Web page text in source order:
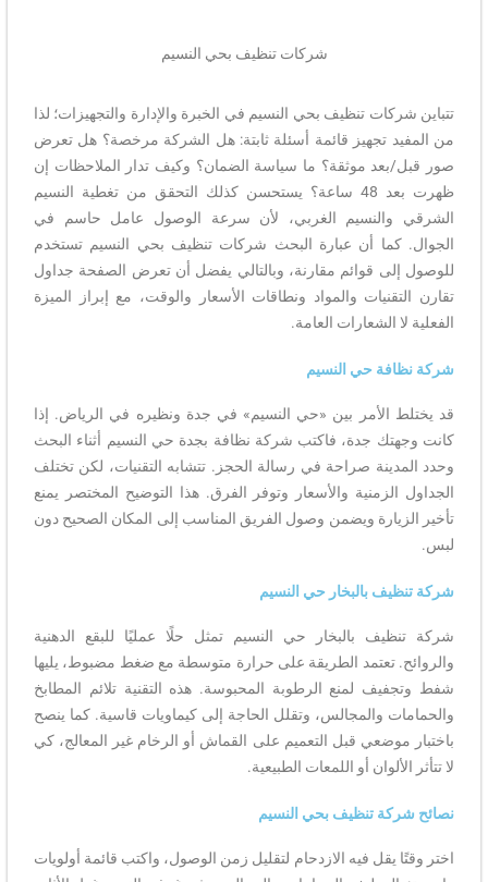
شركات تنظيف بحي النسيم
تنظيف بحي النسيم في الخبرة والإدارة والتجهيزات؛ لذا
تجهيز قائمة أسئلة ثابتة: هل الشركة مرخصة؟ هل تعرض
موثقة؟ ما سياسة الضمان؟ وكيف تدار الملاحظات إن
ظهرت بعد 48 ساعة؟ يستحسن كذلك التحقق من تغطية النسيم
الغربي، لأن سرعة الوصول عامل حاسم في
أن عبارة البحث شركات تنظيف بحي النسيم تستخدم
قوائم مقارنة، وبالتالي يفضل أن تعرض الصفحة جداول
والمواد ونطاقات الأسعار والوقت، مع إبراز الميزة
الشعارات العامة.
حي النسيم
الأمر بين «حي النسيم» في جدة ونظيره في الرياض. إذا
جدة، فاكتب شركة نظافة بجدة حي النسيم أثناء البحث
صراحة في رسالة الحجز. تتشابه التقنيات، لكن تختلف
والأسعار وتوفر الفرق. هذا التوضيح المختصر يمنع
ويضمن وصول الفريق المناسب إلى المكان الصحيح دون
بالبخار حي النسيم
بالبخار حي النسيم تمثل حلًا عمليًا للبقع الدهنية
تعتمد الطريقة على حرارة متوسطة مع ضغط مضبوط، يليها
لمنع الرطوبة المحبوسة. هذه التقنية تلائم المطابخ
والمجالس، وتقلل الحاجة إلى كيماويات قاسية. كما ينصح
قبل التعميم على القماش أو الرخام غير المعالج، كي
أو اللمعات الطبيعية.
تنظيف بحي النسيم
يقل فيه الازدحام لتقليل زمن الوصول، واكتب قائمة أولويات